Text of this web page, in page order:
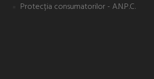
Protecția consumatorilor - A.N.P.C.